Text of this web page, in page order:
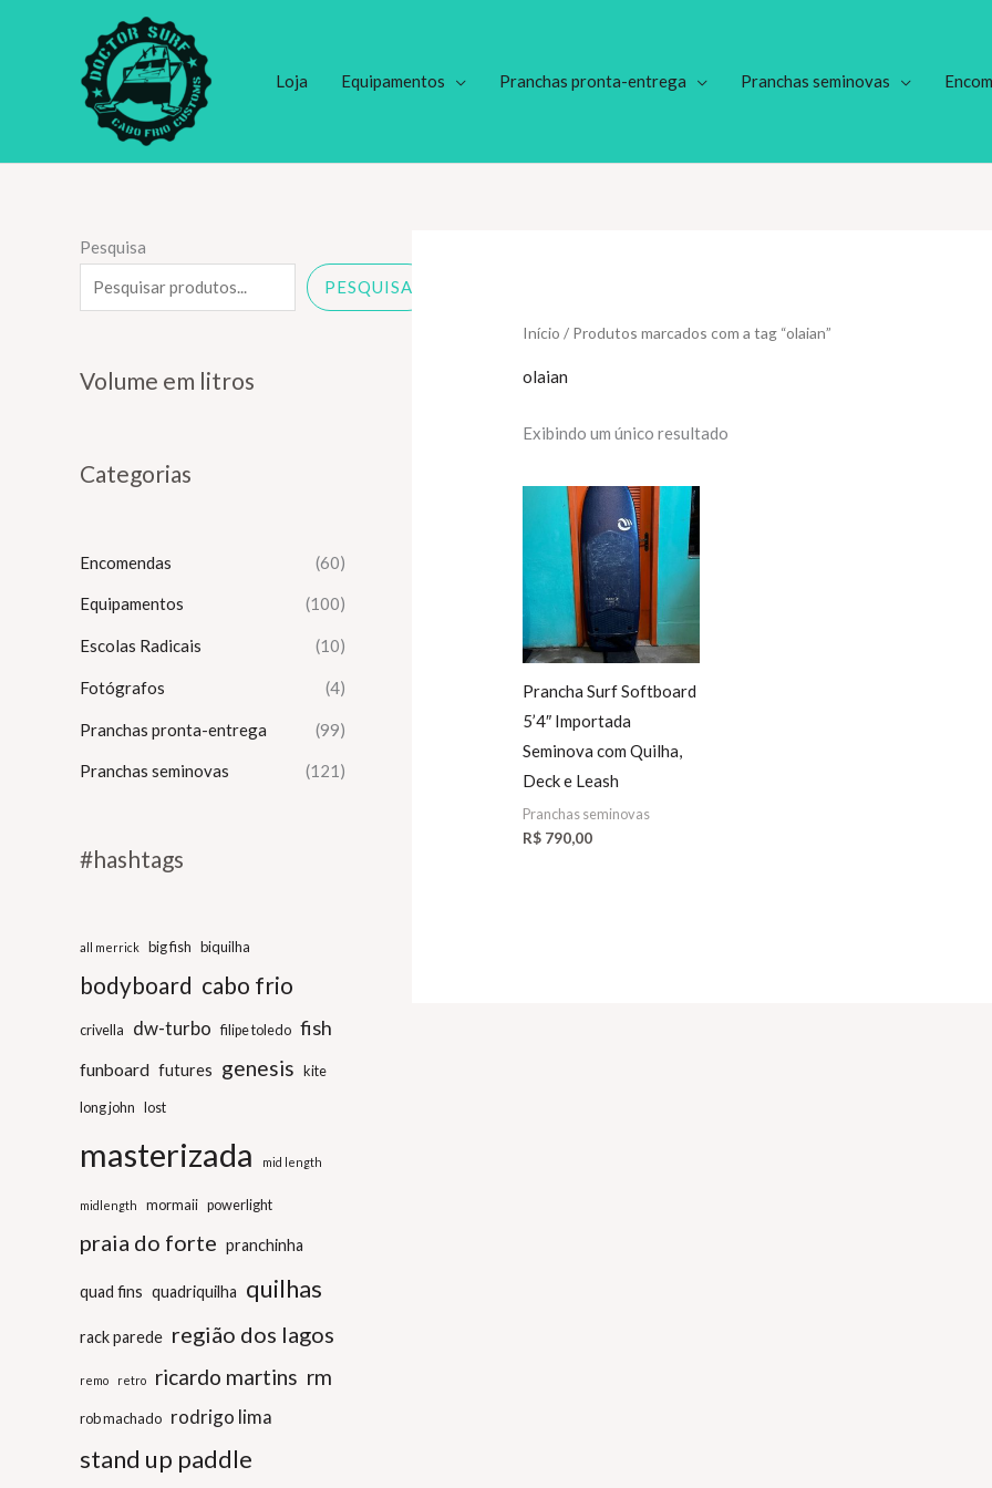
Loja Equipamentos Pranchas pronta-entrega Pranchas seminovas
Pesquisa
PESQUISA
Volume em litros
Categorias
Encomendas (60)
Equipamentos (100)
Escolas Radicais (10)
Fotógrafos (4)
Pranchas pronta-entrega (99)
Pranchas seminovas (121)
#hashtags
all merrick big fish biquilha
bodyboard cabo frio
crivella dw-turbo filipe toledo fish
funboard futures genesis kite
long john lost
masterizada mid length
midlength mormaii powerlight
praia do forte pranchinha
quad fins quadriquilha quilhas
rack parede região dos lagos
remo retro ricardo martins rm
rob machado rodrigo lima
stand up paddle
Início / Produtos marcados com a tag “olaian”
olaian
Exibindo um único resultado
Prancha Surf Softboard
5’4″ Importada
Seminova com Quilha,
Deck e Leash
Pranchas seminovas
R$ 790,00